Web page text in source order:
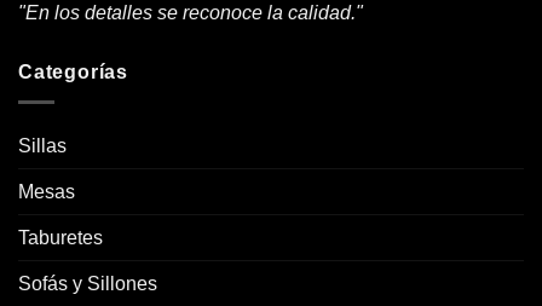
"En los detalles se reconoce la calidad."
Categorías
Sillas
Mesas
Taburetes
Sofás y Sillones